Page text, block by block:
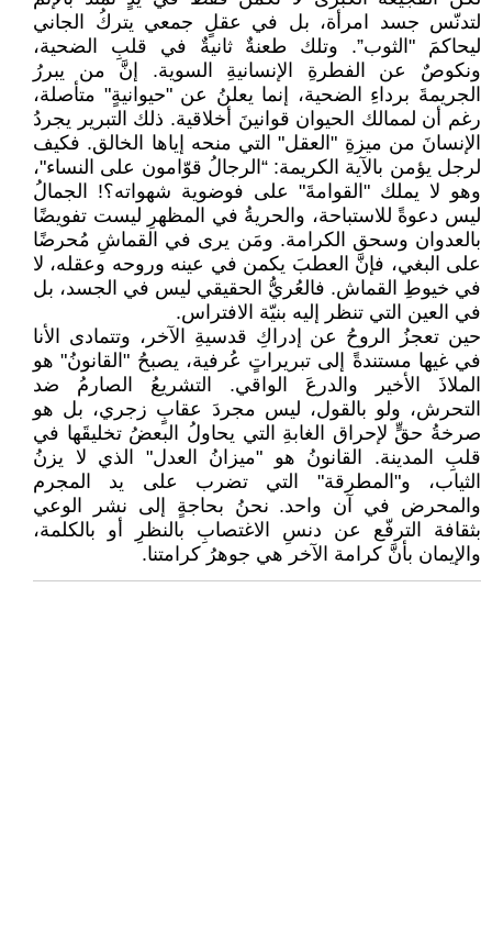
لتدنّس جسد امرأة، بل في عقلٍ جمعي يتركُ الجاني
ليحاكمَ "الثوب”. وتلك طعنةٌ ثانيةٌ في قلبِ الضحية،
ونكوصٌ عن الفطرةِ الإنسانيةِ السوية. إنَّ من يبررُ
الجريمةَ برداءِ الضحية، إنما يعلنُ عن "حيوانيةٍ" متأصلة،
رغم أن لممالك الحيوان قوانينَ أخلاقية. ذلك التبرير يجردُ
الإنسانَ من ميزةِ "العقل" التي منحه إياها الخالق. فكيف
لرجل يؤمن بالآية الكريمة: “الرجالُ قوّامون على النساء"،
وهو لا يملك "القوامةَ" على فوضوية شهواته؟! الجمالُ
ليس دعوةً للاستباحة، والحريةُ في المظهرِ ليست تفويضًا
بالعدوان وسحق الكرامة. ومَن يرى في القماشِ مُحرضًا
على البغي، فإنَّ العطبَ يكمن في عينه وروحه وعقله، لا
في خيوطِ القماش. فالعُريُّ الحقيقي ليس في الجسد، بل
في العين التي تنظر إليه بنيّة الافتراس.
حين تعجزُ الروحُ عن إدراكِ قدسيةِ الآخر، وتتمادى الأنا
في غيها مستندةً إلى تبريراتٍ عُرفية، يصبحُ "القانونُ" هو
الملاذَ الأخير والدرعَ الواقي. التشريعُ الصارمُ ضد
التحرش، ولو بالقول، ليس مجردَ عقابٍ زجري، بل هو
صرخةُ حقٍّ لإحراق الغابةِ التي يحاولُ البعضُ تخليقَها في
قلبِ المدينة. القانونُ هو "ميزانُ العدل" الذي لا يزنُ
الثياب، و"المطرقة" التي تضرب على يد المجرم
والمحرض في آن واحد. نحنُ بحاجةٍ إلى نشر الوعي
بثقافة الترفّع عن دنسِ الاغتصابِ بالنظرِ أو بالكلمة،
والإيمان بأنَّ كرامة الآخر هي جوهرُ كرامتنا.